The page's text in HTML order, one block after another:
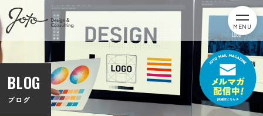
MENU
BLOG
ブログ